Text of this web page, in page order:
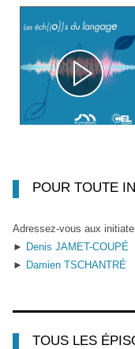
POUR TOUTE
Adressez-vous aux
► Denis JAMET-COUPÉ
► Damien TSCHANTRÉ
TOUS LES